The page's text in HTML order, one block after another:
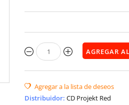
Distribuidor: CD Projekt Red